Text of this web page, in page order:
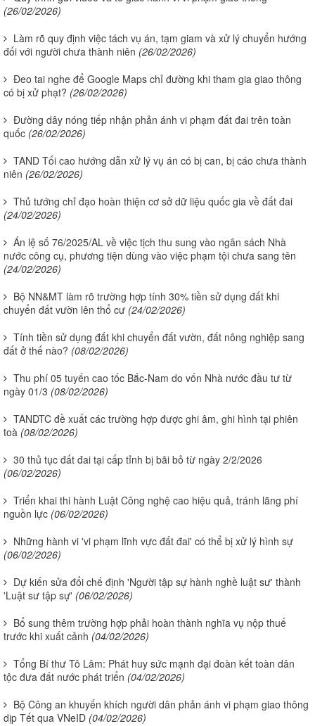
(26/02/2026)
Làm rõ quy định việc tách vụ án, tạm giam và xử lý chuyển hướng
đối với người chưa thành niên (26/02/2026)
Đeo tai nghe để Google Maps chỉ đường khi tham gia giao thông
có bị xử phạt? (26/02/2026)
Đường dây nóng tiếp nhận phản ánh vi phạm đất đai trên toàn
quốc (26/02/2026)
TAND Tối cao hướng dẫn xử lý vụ án có bị can, bị cáo chưa thành
niên (26/02/2026)
Thủ tướng chỉ đạo hoàn thiện cơ sở dữ liệu quốc gia về đất đai
(24/02/2026)
Án lệ số 76/2025/AL về việc tịch thu sung vào ngân sách Nhà
nước công cụ, phương tiện dùng vào việc phạm tội chưa sang tên
(24/02/2026)
Bộ NN&MT làm rõ trường hợp tính 30% tiền sử dụng đất khi
chuyển đất vườn lên thổ cư (24/02/2026)
Tính tiền sử dụng đất khi chuyển đất vườn, đất nông nghiệp sang
đất ở thế nào? (08/02/2026)
Thu phí 05 tuyến cao tốc Bắc-Nam do vốn Nhà nước đầu tư từ
ngày 01/3 (08/02/2026)
TANDTC đề xuất các trường hợp được ghi âm, ghi hình tại phiên
toà (08/02/2026)
30 thủ tục đất đai tại cấp tỉnh bị bãi bỏ từ ngày 2/2/2026
(06/02/2026)
Triển khai thi hành Luật Công nghệ cao hiệu quả, tránh lãng phí
nguồn lực (06/02/2026)
Những hành vi 'vi phạm lĩnh vực đất đai' có thể bị xử lý hình sự
(06/02/2026)
Dự kiến sửa đổi chế định 'Người tập sự hành nghề luật sư' thành
'Luật sư tập sự' (06/02/2026)
Bổ sung thêm trường hợp phải hoàn thành nghĩa vụ nộp thuế
trước khi xuất cảnh (04/02/2026)
Tổng Bí thư Tô Lâm: Phát huy sức mạnh đại đoàn kết toàn dân
tộc đưa đất nước phát triển (04/02/2026)
Bộ Công an khuyến khích người dân phản ánh vi phạm giao thông
dịp Tết qua VNeID (04/02/2026)